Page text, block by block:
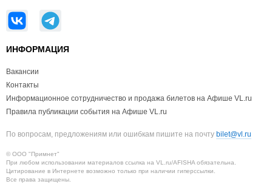
ИНФОРМАЦИЯ
Вакансии
Контакты
Информационное сотрудничество и продажа билетов на Афише VL.ru
Правила публикации события на Афише VL.ru
По вопросам, предложениям или ошибкам пишите на почту bilet@vl.ru
© ООО "Примнет"
При любом использовании материалов ссылка на VL.ru/AFISHA обязательна.
Цитирование в Интернете возможно только при наличии гиперссылки.
Все права защищены.